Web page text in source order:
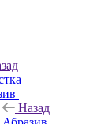
Назад